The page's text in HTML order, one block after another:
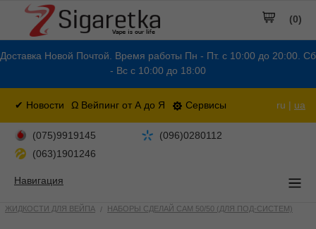
Доставка Новой Почтой. Время работы Пн - Пт. с 10:00 до 20:00. Сб
- Вс с 10:00 до 18:00
✔ Новости Ω Вейпинг от А до Я Сервисы ru | ua
(0)
(075)9919145
(096)0280112
(063)1901246
Навигация
ЖИДКОСТИ ДЛЯ ВЕЙПА НАБОРЫ СДЕЛАЙ САМ 50/50 (ДЛЯ ПОД-СИСТЕМ)